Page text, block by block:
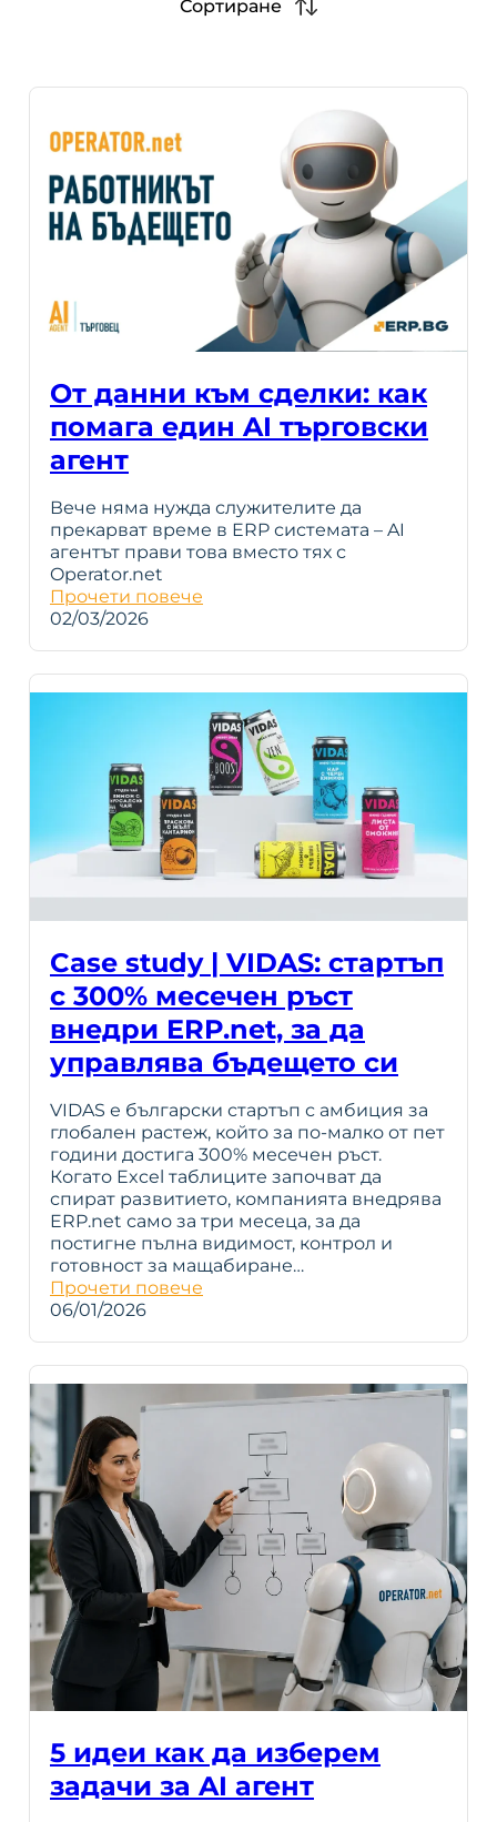
Сортиране
От данни към сделки: как
помага един AI търговски
агент
Вече няма нужда служителите да
прекарват време в ERP системата – AI
агентът прави това вместо тях с
Operator.net
Прочети повече
02/03/2026
Case study | VIDAS: стартъп
с 300% месечен ръст
внедри ERP.net, за да
управлява бъдещето си
VIDAS е български стартъп с амбиция за
глобален растеж, който за по-малко от пет
години достига 300% месечен ръст.
Когато Excel таблиците започват да
спират развитието, компанията внедрява
ERP.net само за три месеца, за да
постигне пълна видимост, контрол и
готовност за мащабиране…
Прочети повече
06/01/2026
5 идеи как да изберем
задачи за AI агент